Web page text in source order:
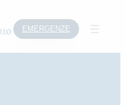
EMERGENZE